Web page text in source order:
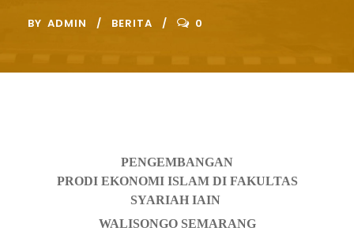
BY ADMIN BERITA 0
PENGEMBANGAN
PRODI EKONOMI ISLAM DI FAKULTAS
SYARIAH IAIN
WALISONGO SEMARANG